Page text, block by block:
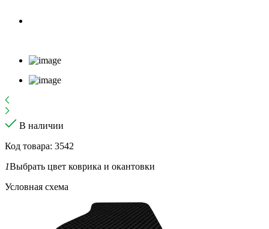
В наличии
Код товара: 3542
1Выбрать цвет коврика и окантовки
Условная схема